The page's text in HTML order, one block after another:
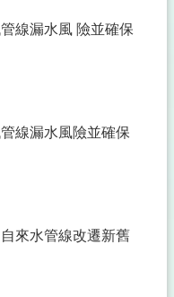
線漏水風 險並確保
線漏水風險並確保
來水管線改遷新舊